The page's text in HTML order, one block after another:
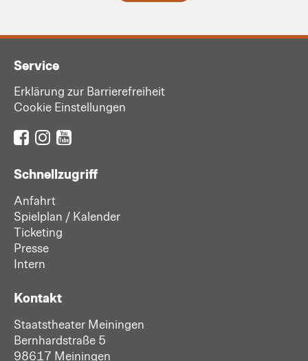
Service
Erklärung zur Barrierefreiheit
Cookie Einstellungen
Schnellzugriff
Anfahrt
Spielplan / Kalender
Ticketing
Presse
Intern
Kontakt
Staatstheater Meiningen
Bernhardstraße 5
98617 Meiningen